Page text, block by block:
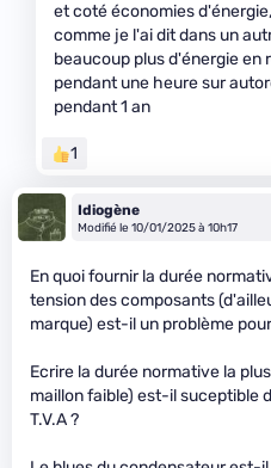
et coté économies
comme je l'ai dit dans un
beaucoup plus d'énergie en
pendant une heure sur
pendant 1 an
1
Idiogène
Modifié le 10/01/2025 à 10h17
En quoi fournir la durée
tension des composants
marque) est-il un problème
Ecrire la durée normative la
maillon faible) est-il suceptible
T.V.A ?